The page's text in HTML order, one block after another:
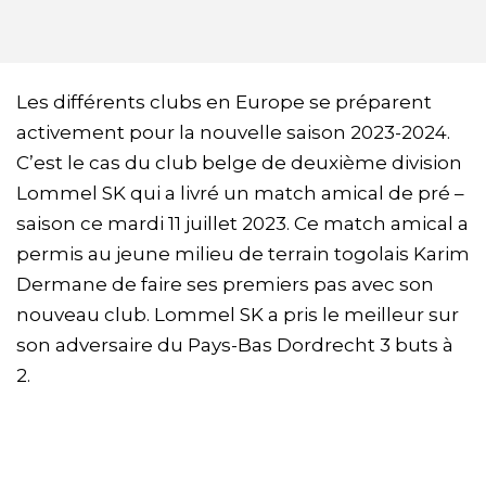
Les différents clubs en Europe se préparent
activement pour la nouvelle saison 2023-2024.
C’est le cas du club belge de deuxième division
Lommel SK qui a livré un match amical de pré –
saison ce mardi 11 juillet 2023. Ce match amical a
permis au jeune milieu de terrain togolais Karim
Dermane de faire ses premiers pas avec son
nouveau club. Lommel SK a pris le meilleur sur
son adversaire du Pays-Bas Dordrecht 3 buts à
2.